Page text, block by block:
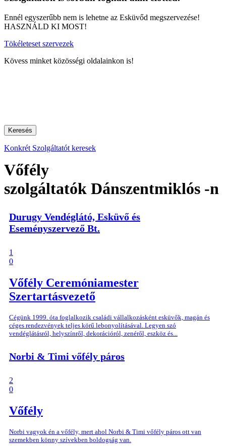
Ennél egyszerűbb nem is lehetne az Esküvőd megszervezése!
HASZNÁLD KI MOST!
Tökéleteset szervezek
Kövess minket közösségi oldalainkon is!
Keresés
Konkrét Szolgáltatót keresek
Vőfély
szolgáltatók Dánszentmiklós -n
Durugy Vendéglátó, Esküvő és
Eseményszervező Bt.
1
0
Vőfély Ceremóniamester
Szertartásvezető
Cégünk 1999. óta foglalkozik családi vállalkozásként esküvők, magán és
céges rendezvények teljes körű lebonyolításával. Legyen szó
vendéglátásról, helyszínről, dekorációról, zenéről, eszköz és...
Norbi & Timi vőfély páros
2
0
Vőfély
Norbi vagyok én a vőfély, mert ahol Norbi & Timi vőfély páros ott van
szemekben könny szívekben boldogság van.